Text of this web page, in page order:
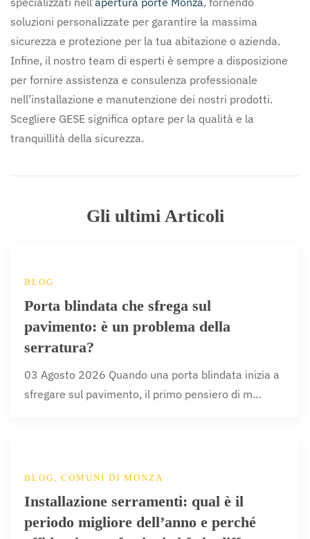
soluzioni personalizzate per garantire la massima
sicurezza e protezione per la tua abitazione o azienda.
Infine, il nostro team di esperti è sempre a disposizione
per fornire assistenza e consulenza professionale
nell’installazione e manutenzione dei nostri prodotti.
Scegliere GESE significa optare per la qualità e la
tranquillità della sicurezza.
Gli ultimi Articoli
BLOG
Porta blindata che sfrega sul
pavimento: è un problema della
serratura?
03 Agosto 2026 Quando una porta blindata inizia a
sfregare sul pavimento, il primo pensiero di m…
BLOG, COMUNI DI MONZA
Installazione serramenti: qual è il
periodo migliore dell’anno e perché